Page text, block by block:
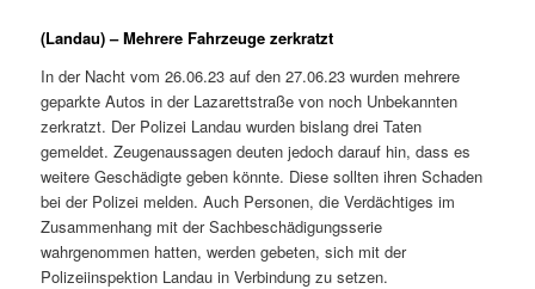
(Landau) – Mehrere Fahrzeuge zerkratzt
In der Nacht vom 26.06.23 auf den 27.06.23 wurden mehrere
geparkte Autos in der Lazarettstraße von noch Unbekannten
zerkratzt. Der Polizei Landau wurden bislang drei Taten
gemeldet. Zeugenaussagen deuten jedoch darauf hin, dass es
weitere Geschädigte geben könnte. Diese sollten ihren Schaden
bei der Polizei melden. Auch Personen, die Verdächtiges im
Zusammenhang mit der Sachbeschädigungsserie
wahrgenommen hatten, werden gebeten, sich mit der
Polizeiinspektion Landau in Verbindung zu setzen.